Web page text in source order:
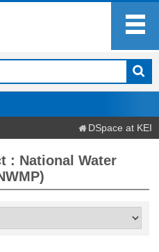
DSpace at KEI
: National Water